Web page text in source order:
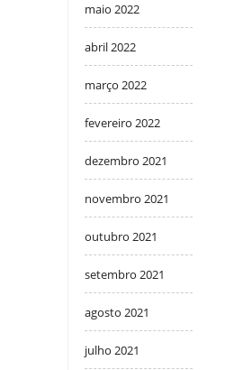
maio 2022
abril 2022
março 2022
fevereiro 2022
dezembro 2021
novembro 2021
outubro 2021
setembro 2021
agosto 2021
julho 2021